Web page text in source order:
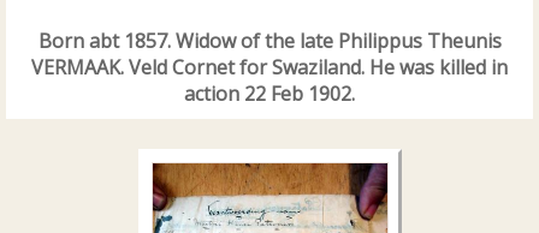
Born abt 1857. Widow of the late Philippus Theunis
VERMAAK. Veld Cornet for Swaziland. He was killed in
action 22 Feb 1902.